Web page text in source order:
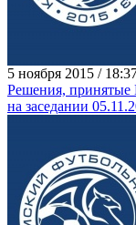
5 ноября 2015 /
Решения, принятые
на заседании